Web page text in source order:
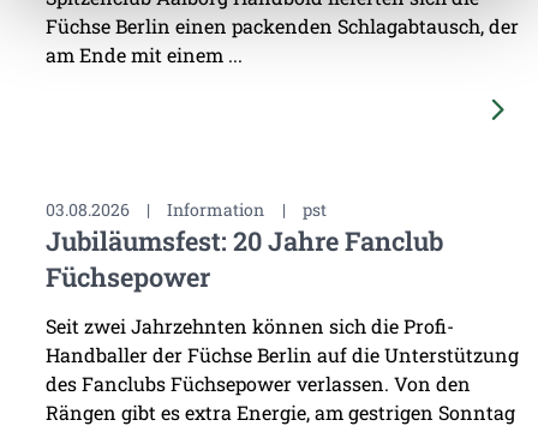
Füchse Berlin einen packenden Schlagabtausch, der
am Ende mit einem ...
03.08.2026 | Information | pst
Jubiläumsfest: 20 Jahre Fanclub
Füchsepower
Seit zwei Jahrzehnten können sich die Profi-
Handballer der Füchse Berlin auf die Unterstützung
des Fanclubs Füchsepower verlassen. Von den
Rängen gibt es extra Energie, am gestrigen Sonntag